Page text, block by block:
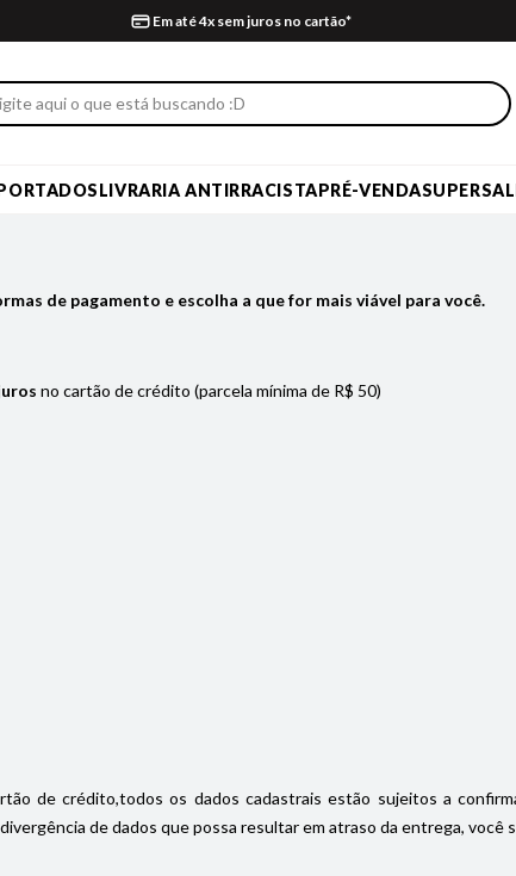
Em até 4x sem juros no cartão*
LIVRARIA ANTIRRACISTAPRÉ-VENDA
de pagamento e escolha a que for mais viável para você.
no cartão de crédito (parcela mínima de R$ 50)
de crédito,todos os dados cadastrais estão sujeitos a
de dados que possa resultar em atraso da entrega, você